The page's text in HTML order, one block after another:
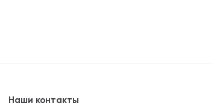
Наши контакты